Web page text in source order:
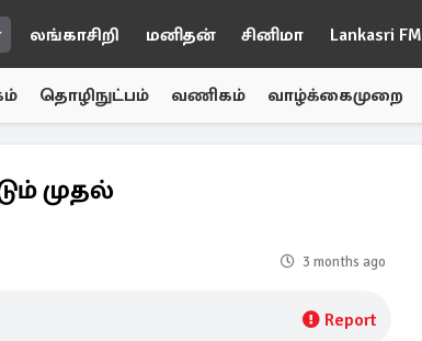
லங்காசிறி மனிதன் சினிமா Lankasri FM
தொழிநுட்பம் வணிகம் வாழ்க்கைமுறை
முதல்
3 months ago
Report